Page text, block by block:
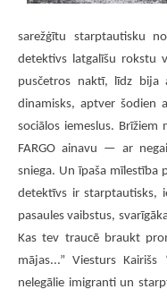
sarežģītu starptautisku
detektivs latgalīšu rokstu
pusčetros naktī, līdz bija
dinamisks, aptver šodien
sociālos iemeslus. Brīžiem
FARGO ainavu — ar
sniega. Un īpaša mīlestība
detektīvs ir starptautisks,
pasaules vaibstus,
Kas tev traucē braukt
mājas...” Viesturs Kairišs
nelegālie imigranti un